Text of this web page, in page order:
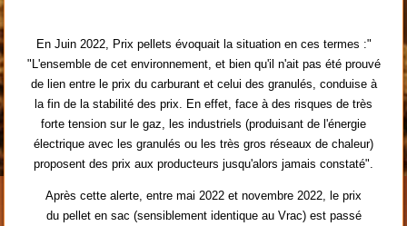
En Juin 2022, Prix pellets évoquait la situation en ces termes :"
"L'ensemble de cet environnement, et bien qu'il n'ait pas été prouvé
de lien entre le prix du carburant et celui des granulés, conduise à
la fin de la stabilité des prix. En effet, face à des risques de très
forte tension sur le gaz, les industriels (produisant de l'énergie
électrique avec les granulés ou les très gros réseaux de chaleur)
proposent des prix aux producteurs jusqu'alors jamais constaté".
Après cette alerte, entre mai 2022 et novembre 2022, le prix
du pellet en sac (sensiblement identique au Vrac) est passé